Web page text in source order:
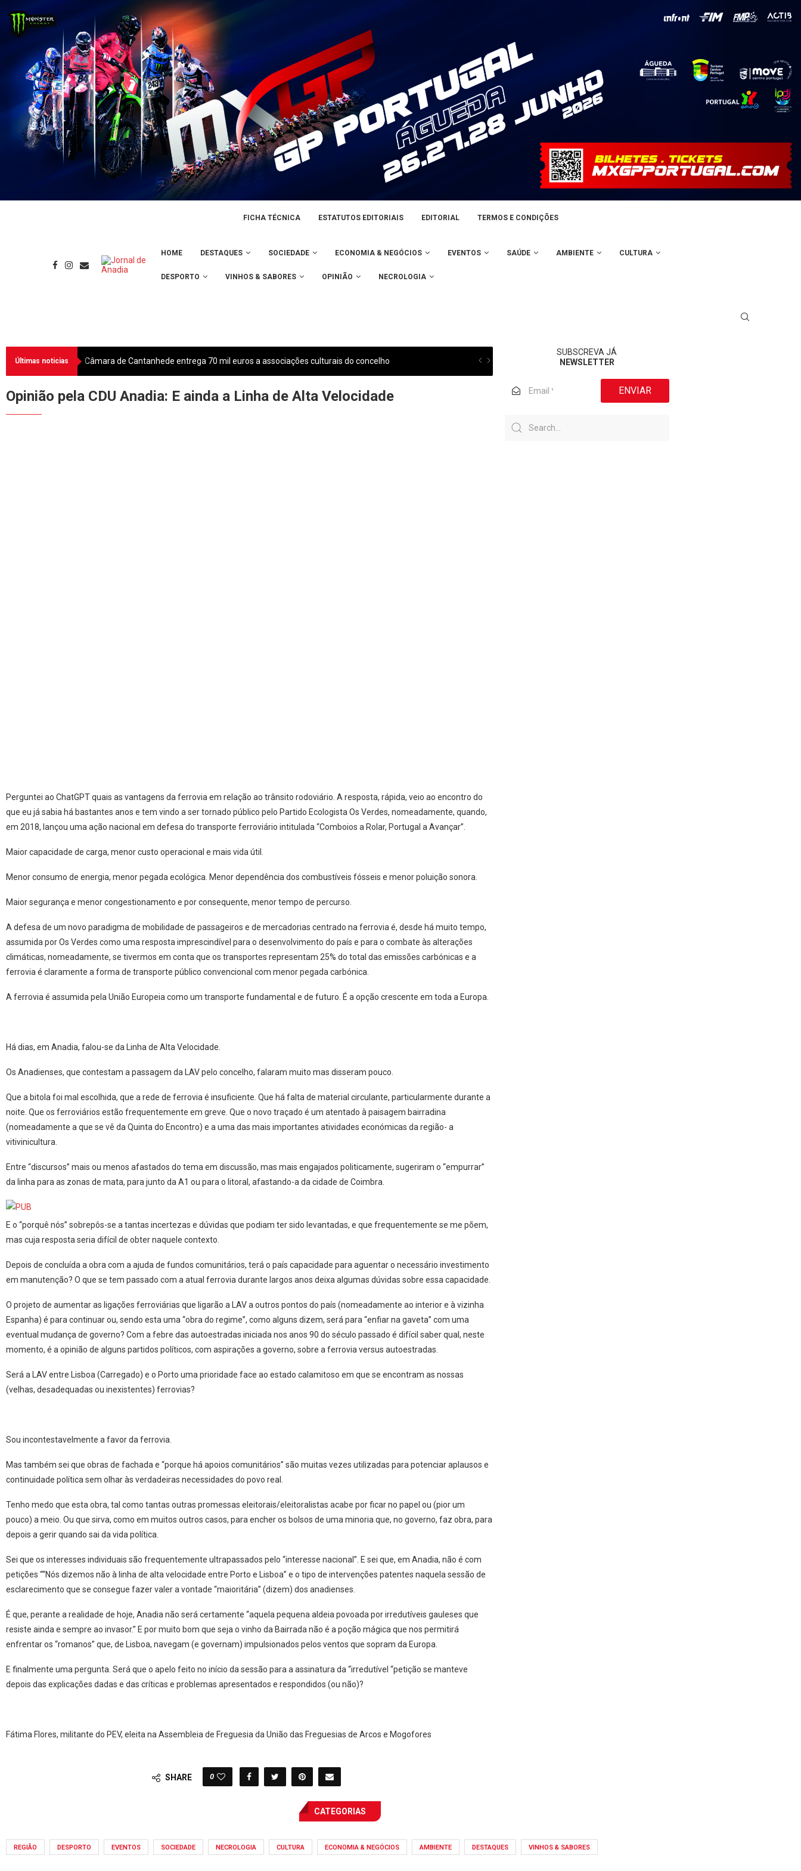
FICHA TÉCNICA ESTATUTOS EDITORIAIS EDITORIAL TERMOS E CONDIÇÕES
HOME DESTAQUES SOCIEDADE ECONOMIA & NEGÓCIOS EVENTOS SAÚDE AMBIENTE CULTURA
DESPORTO VINHOS & SABORES OPINIÃO NECROLOGIA
Últimas noticias Câmara de Cantanhede entrega 70 mil euros a associações culturais do concelho
Opinião pela CDU Anadia: E ainda a Linha de Alta Velocidade
Perguntei ao ChatGPT quais as vantagens da ferrovia em relação ao trânsito rodoviário. A resposta, rápida, veio ao encontro do
que eu já sabia há bastantes anos e tem vindo a ser tornado público pelo Partido Ecologista Os Verdes, nomeadamente, quando,
em 2018, lançou uma ação nacional em defesa do transporte ferroviário intitulada “Comboios a Rolar, Portugal a Avançar”.
Maior capacidade de carga, menor custo operacional e mais vida útil.
Menor consumo de energia, menor pegada ecológica. Menor dependência dos combustíveis fósseis e menor poluição sonora.
Maior segurança e menor congestionamento e por consequente, menor tempo de percurso.
A defesa de um novo paradigma de mobilidade de passageiros e de mercadorias centrado na ferrovia é, desde há muito tempo,
assumida por Os Verdes como uma resposta imprescindível para o desenvolvimento do país e para o combate às alterações
climáticas, nomeadamente, se tivermos em conta que os transportes representam 25% do total das emissões carbónicas e a
ferrovia é claramente a forma de transporte público convencional com menor pegada carbónica.
A ferrovia é assumida pela União Europeia como um transporte fundamental e de futuro. É a opção crescente em toda a Europa.
Há dias, em Anadia, falou-se da Linha de Alta Velocidade.
Os Anadienses, que contestam a passagem da LAV pelo concelho, falaram muito mas disseram pouco.
Que a bitola foi mal escolhida, que a rede de ferrovia é insuficiente. Que há falta de material circulante, particularmente durante a
noite. Que os ferroviários estão frequentemente em greve. Que o novo traçado é um atentado à paisagem bairradina
(nomeadamente a que se vê da Quinta do Encontro) e a uma das mais importantes atividades económicas da região- a
vitivinicultura.
Entre “discursos” mais ou menos afastados do tema em discussão, mas mais engajados politicamente, sugeriram o “empurrar”
da linha para as zonas de mata, para junto da A1 ou para o litoral, afastando-a da cidade de Coimbra.
E o “porquê nós” sobrepôs-se a tantas incertezas e dúvidas que podiam ter sido levantadas, e que frequentemente se me põem,
mas cuja resposta seria difícil de obter naquele contexto.
Depois de concluída a obra com a ajuda de fundos comunitários, terá o país capacidade para aguentar o necessário investimento
em manutenção? O que se tem passado com a atual ferrovia durante largos anos deixa algumas dúvidas sobre essa capacidade.
O projeto de aumentar as ligações ferroviárias que ligarão a LAV a outros pontos do país (nomeadamente ao interior e à vizinha
Espanha) é para continuar ou, sendo esta uma “obra do regime”, como alguns dizem, será para “enfiar na gaveta” com uma
eventual mudança de governo? Com a febre das autoestradas iniciada nos anos 90 do século passado é difícil saber qual, neste
momento, é a opinião de alguns partidos políticos, com aspirações a governo, sobre a ferrovia versus autoestradas.
Será a LAV entre Lisboa (Carregado) e o Porto uma prioridade face ao estado calamitoso em que se encontram as nossas
(velhas, desadequadas ou inexistentes) ferrovias?
Sou incontestavelmente a favor da ferrovia.
Mas também sei que obras de fachada e “porque há apoios comunitários” são muitas vezes utilizadas para potenciar aplausos e
continuidade política sem olhar às verdadeiras necessidades do povo real.
Tenho medo que esta obra, tal como tantas outras promessas eleitorais/eleitoralistas acabe por ficar no papel ou (pior um
pouco) a meio. Ou que sirva, como em muitos outros casos, para encher os bolsos de uma minoria que, no governo, faz obra, para
depois a gerir quando sai da vida política.
Sei que os interesses individuais são frequentemente ultrapassados pelo “interesse nacional”. E sei que, em Anadia, não é com
petições ““Nós dizemos não à linha de alta velocidade entre Porto e Lisboa” e o tipo de intervenções patentes naquela sessão de
esclarecimento que se consegue fazer valer a vontade “maioritária” (dizem) dos anadienses.
É que, perante a realidade de hoje, Anadia não será certamente “aquela pequena aldeia povoada por irredutíveis gauleses que
resiste ainda e sempre ao invasor.” E por muito bom que seja o vinho da Bairrada não é a poção mágica que nos permitirá
enfrentar os “romanos” que, de Lisboa, navegam (e governam) impulsionados pelos ventos que sopram da Europa.
E finalmente uma pergunta. Será que o apelo feito no início da sessão para a assinatura da “irredutível “petição se manteve
depois das explicações dadas e das críticas e problemas apresentados e respondidos (ou não)?
Fátima Flores, militante do PEV, eleita na Assembleia de Freguesia da União das Freguesias de Arcos e Mogofores
SHARE 0
SUBSCREVA JÁ
NEWSLETTER
ENVIAR
CATEGORIAS
REGIÃO DESPORTO EVENTOS SOCIEDADE NECROLOGIA CULTURA ECONOMIA & NEGÓCIOS AMBIENTE DESTAQUES VINHOS & SABORES